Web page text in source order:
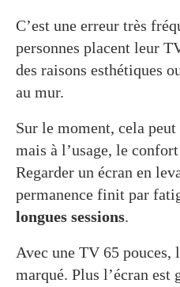
C’est une erreur très
personnes placent leur
des raisons esthétiques
au mur.
Sur le moment, cela
mais à l’usage, le
Regarder un écran en
permanence finit par
longues sessions.
Avec une TV 65 pouces,
marqué. Plus l’écran est